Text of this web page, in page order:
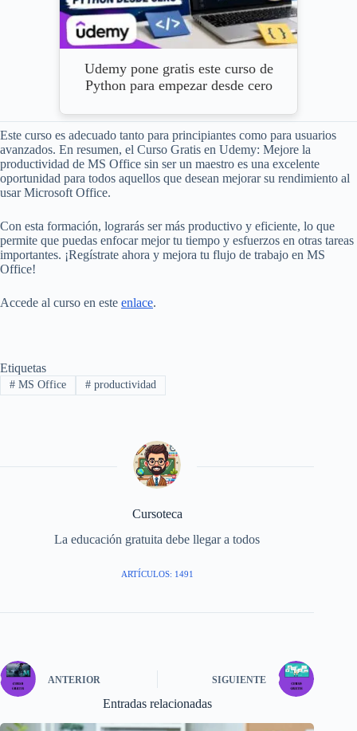
Udemy pone gratis este curso de
Python para empezar desde cero
Este curso es adecuado tanto para principiantes como para usuarios
avanzados. En resumen, el Curso Gratis en Udemy: Mejore la
productividad de MS Office sin ser un maestro es una excelente
oportunidad para todos aquellos que desean mejorar su rendimiento al
usar Microsoft Office.
Con esta formación, lograrás ser más productivo y eficiente, lo que
permite que puedas enfocar mejor tu tiempo y esfuerzos en otras tareas
importantes. ¡Regístrate ahora y mejora tu flujo de trabajo en MS
Office!
Accede al curso en este enlace.
Etiquetas
#MS Office #productividad
Cursoteca
La educación gratuita debe llegar a todos
ARTÍCULOS: 1491
ANTERIOR SIGUIENTE
Entradas relacionadas